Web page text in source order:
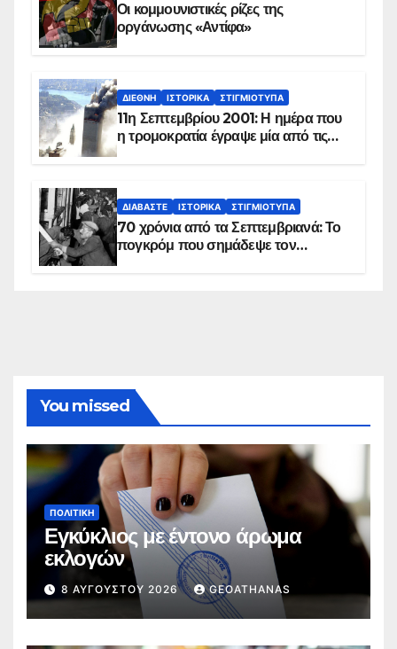
Οι κομμουνιστικές ρίζες της
οργάνωσης «Αντίφα»
ΔΙΕΘΝΉ ΙΣΤΟΡΙΚΆ ΣΤΙΓΜΙΌΤΥΠΑ
11η Σεπτεμβρίου 2001: Η ημέρα που
η τρομοκρατία έγραψε μία από τις
ΔΙΑΒΆΣΤΕ ΙΣΤΟΡΙΚΆ ΣΤΙΓΜΙΌΤΥΠΑ
70 χρόνια από τα Σεπτεμβριανά: Το
πογκρόμ που σημάδεψε τον
You missed
ΠΟΛΙΤΙΚΉ
Εγκύκλιος με έντονο άρωμα
εκλογών
8 ΑΥΓΟΎΣΤΟΥ 2026 GEOATHANAS